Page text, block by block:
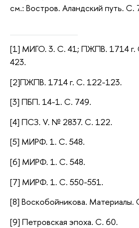
см.: Востров. Аландский путь. С.
[1] МИГО. 3. С. 41; ПЖПВ. 1714 г.
423.
[2]ПЖПВ. 1714 г. С. 122-123.
[3] ПБП. 14-1. С. 749.
[4] ПСЗ. V. № 2837. С. 122.
[5] МИРФ. 1. С. 548.
[6] МИРФ. 1. С. 548.
[7] МИРФ. 1. С. 550-551.
[8] Воскобойникова. Материалы.
[9] Петровская эпоха. С. 60.